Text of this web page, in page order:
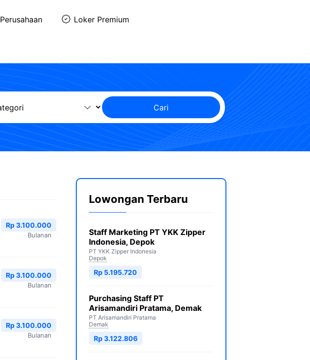
Perusahaan Loker Premium
Cari
Rp 3.100.000
Bulanan
Rp 3.100.000
Bulanan
Rp 3.100.000
Bulanan
Lowongan Terbaru
Staff Marketing PT YKK Zipper
Indonesia, Depok
PT YKK Zipper Indonesia
Depok
Rp 5.195.720
Purchasing Staff PT
Arisamandiri Pratama, Demak
PT Arisamandiri Pratama
Demak
Rp 3.122.806